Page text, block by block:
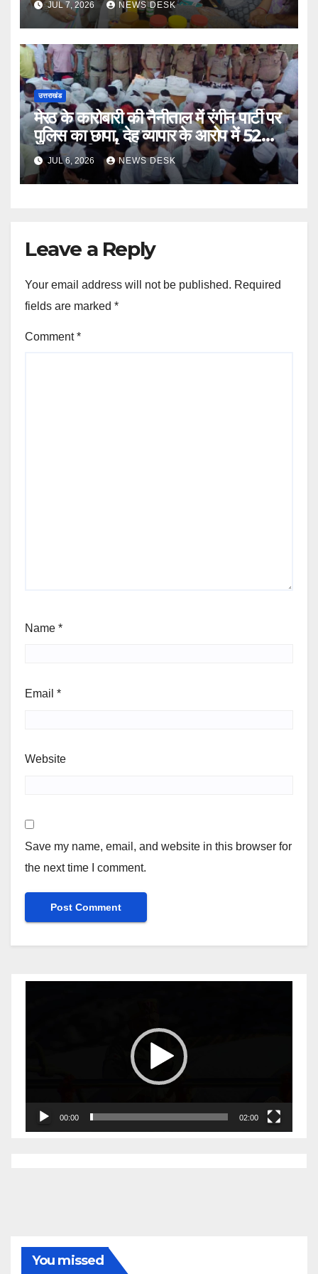
JUL 7, 2026 NEWS DESK
उत्तराखंड
मेरठ के कारोबारी की नैनीताल में रंगीन पार्टी पर
पुलिस का छापा, देह व्यापार के आरोप में 52
गिरफ्तार, रिजॉर्ट सील
JUL 6, 2026 NEWS DESK
Leave a Reply
Your email address will not be published. Required
fields are marked *
Comment*
Name *
Email *
Website
Save my name, email, and website in this browser for
the next time I comment.
00:00 02:00
You missed